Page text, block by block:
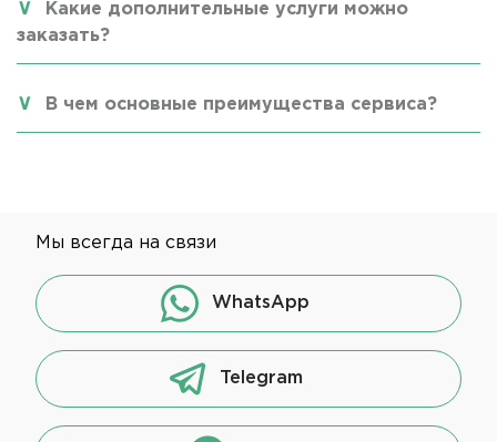
Какие дополнительные услуги можно
заказать?
В чем основные преимущества сервиса?
Мы всегда на связи
WhatsApp
Telegram